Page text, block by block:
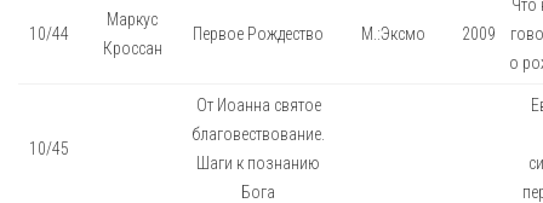
10/44
Маркус
Кроссан
Первое Рождество М.:Эксмо 2009
Что
о
10/45
От Иоанна святое
благовествование.
Шаги к познанию
Бога